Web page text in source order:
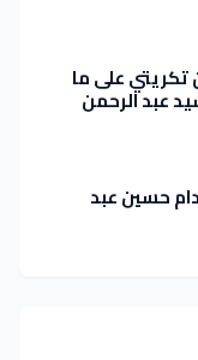
على ما
عبد الرحمن
حسين عبد